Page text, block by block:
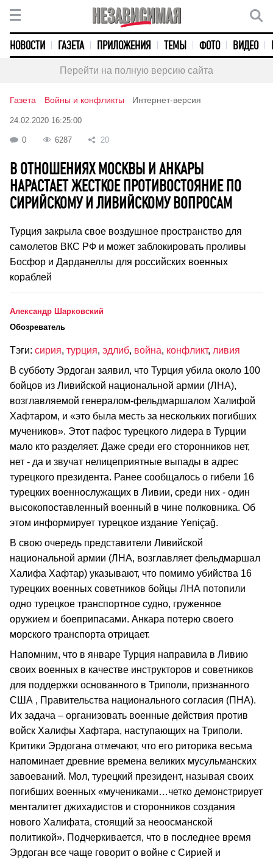
НОВОСТИ ГАЗЕТА ПРИЛОЖЕНИЯ ТЕМЫ ФОТО ВИДЕО
Перейти на полную версию сайта
Газета Войны и конфликты Интернет-версия
24.02.2020 16:25:00
0 6287 20
В ОТНОШЕНИЯХ МОСКВЫ И АНКАРЫ
НАРАСТАЕТ ЖЕСТКОЕ ПРОТИВОСТОЯНИЕ ПО
СИРИЙСКОМУ И ЛИВИЙСКОМУ ВОПРОСАМ
Турция закрыла свое воздушное пространство для
самолетов ВКС РФ и может заблокировать проливы
Босфор и Дарданеллы для российских военных
кораблей
Александр Шарковский
Обозреватель
Тэги: сирия, турция, эдлиб, война, конфликт, ливия
В субботу Эрдоган заявил, что Турция убила около 100
бойцов из Ливийской национальной армии (ЛНА),
возглавляемой генералом-фельдмаршалом Халифой
Хафтаром, и «это была месть за нескольких погибших
мучеников». Этот пафос турецкого лидера в Турции
мало кто разделяет. Даже среди его сторонников нет,
нет - да и звучат нелицеприятные выпады в адрес
турецкого президента. Ранее сообщалось о гибели 16
турецких военнослужащих в Ливии, среди них - один
высокопоставленный военный в чине полковника. Об
этом информирует турецкое издание Yeniçağ.
В свою очередь представители Ливийской
национальной армии (ЛНА, возглавляет фельдмаршал
Халифа Хафтар) указывают, что помимо убийства 16
турецких военных советников бойцы ЛНА потопили
одно турецкое транспортное судно, груженное
оружием и боеприпасами. Анкара потерю своего
морского транспорта отрицает.
Напомним, что в январе Турция направила в Ливию
своих военных в качестве инструкторов и советников
для поддержки основанного в Триполи, признанного
США , Правительства национального согласия (ПНА).
Их задача – организовать военные действия против
войск Халифы Хафтара, наступающих на Триполи.
Критики Эрдогана отмечают, что его риторика весьма
напоминает древние времена великих мусульманских
завоеваний. Мол, турецкий президент, называя своих
погибших военных «мучениками…четко демонстрирует
менталитет джихадистов и сторонников создания
нового Халифата, стоящий за неоосманской
политикой». Подчеркивается, что в последнее время
Эрдоган все чаще говорит о войне с Сирией и